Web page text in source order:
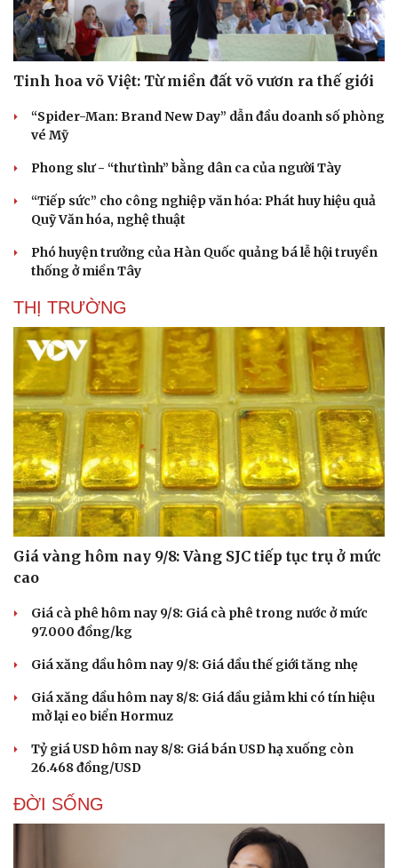
Sản phụ khoa
Nhi khoa
Nam khoa
Phòng mạch online
Tình yêu - Gia đình
Tinh hoa võ Việt: Từ miền đất võ vươn ra thế giới
“Spider-Man: Brand New Day” dẫn đầu doanh số phòng
vé Mỹ
Phong slư - “thư tình” bằng dân ca của người Tày
“Tiếp sức” cho công nghiệp văn hóa: Phát huy hiệu quả
Quỹ Văn hóa, nghệ thuật
Phó huyện trưởng của Hàn Quốc quảng bá lễ hội truyền
thống ở miền Tây
THỊ TRƯỜNG
Giá vàng hôm nay 9/8: Vàng SJC tiếp tục trụ ở mức
cao
Giá cà phê hôm nay 9/8: Giá cà phê trong nước ở mức
97.000 đồng/kg
Giá xăng dầu hôm nay 9/8: Giá dầu thế giới tăng nhẹ
Giá xăng dầu hôm nay 8/8: Giá dầu giảm khi có tín hiệu
mở lại eo biển Hormuz
Tỷ giá USD hôm nay 8/8: Giá bán USD hạ xuống còn
26.468 đồng/USD
ĐỜI SỐNG